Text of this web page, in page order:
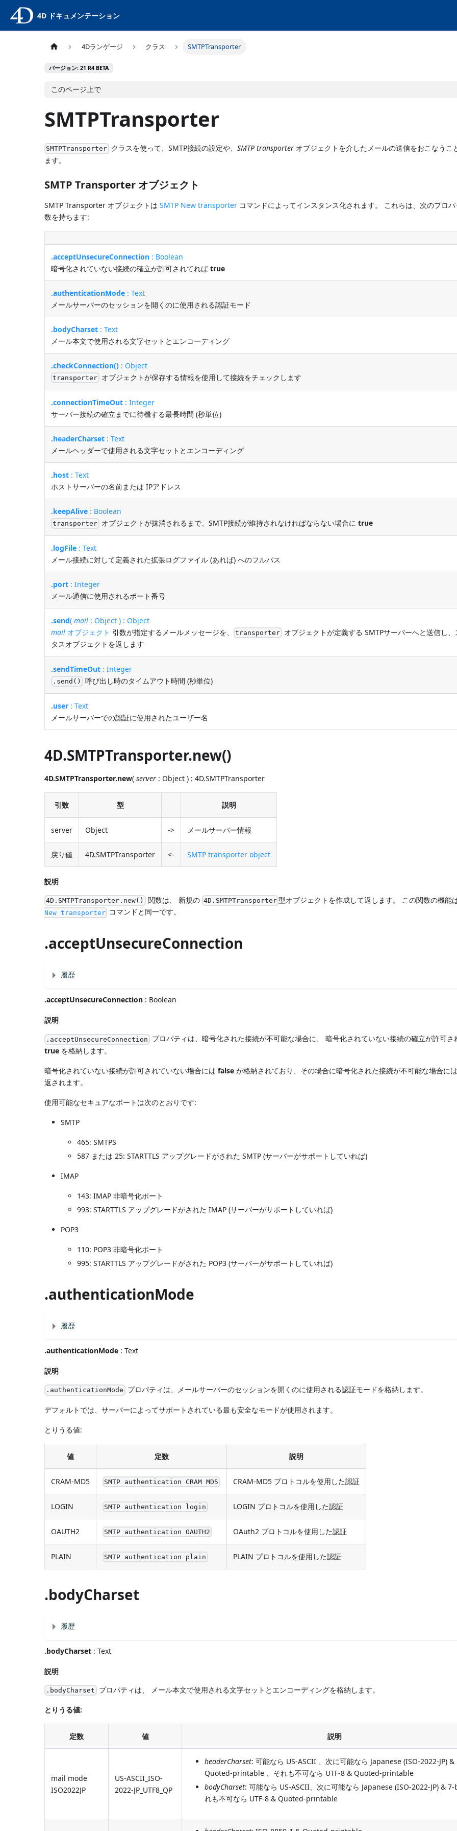
4D ドキュメンテーション
4Dランゲージ クラス SMTPTransporter
バージョン: 21 R4 BETA
このページ上で
SMTPTransporter
SMTPTransporter クラスを使って、SMTP接続の設定や、 SMTP transporterオブジェクトを介したメールの送信をおこなうこ
ます。
SMTP Transporter オブジェクト
SMTP Transporter オブジェクトはSMTP New transporter コマンドによってインスタンス化されます。 これらは、次のプロ
数を持ちます:
.acceptUnsecureConnection : Boolean
暗号化されていない接続の確立が許可されてればtrue
.authenticationMode : Text
メールサーバーのセッションを開くのに使用される認証モード
.bodyCharset : Text
メール本文で使用される文字セットとエンコーディング
.checkConnection() : Object
transporter オブジェクトが保存する情報を使用して接続をチェックします
.connectionTimeOut : Integer
サーバー接続の確立までに待機する最長時間 (秒単位)
.headerCharset : Text
メールヘッダーで使用される文字セットとエンコーディング
.host : Text
ホストサーバーの名前または IPアドレス
.keepAlive : Boolean
transporter オブジェクトが抹消されるまで、SMTP接続が維持されなければならない場合に true
.logFile : Text
メール接続に対して定義された拡張ログファイル (あれば) へのフルパス
.port : Integer
メール通信に使用されるポート番号
.send(mail : Object ) : Object
mail オブジェクト 引数が指定するメールメッセージを、 transporter オブジェクトが定義する SMTPサーバーへと送信し、
タスオブジェクトを返します
.sendTimeOut : Integer
.send() 呼び出し時のタイムアウト時間 (秒単位)
.user : Text
メールサーバーでの認証に使用されたユーザー名
4D.SMTPTransporter.new()
4D.SMTPTransporter.new(server : Object ) : 4D.SMTPTransporter
引数 型 説明
server Object -> メールサーバー情報
戻り値 4D.SMTPTransporter <- SMTP transporter object
説明
4D.SMTPTransporter.new() 関数は、 新規の 4D.SMTPTransporter 型オブジェクトを作成して返します。 この関数の機能
New transporter コマンドと同一です。
.acceptUnsecureConnection
履歴
.acceptUnsecureConnection : Boolean
説明
.acceptUnsecureConnection プロパティは、暗号化された接続が不可能な場合に、 暗号化されていない接続の確立が許可さ
true を格納します。
暗号化されていない接続が許可されていない場合にはfalse が格納されており、その場合に暗号化された接続が不可能な場合に
返されます。
使用可能なセキュアなポートは次のとおりです:
SMTP
465: SMTPS
587 または 25: STARTTLS アップグレードがされた SMTP (サーバーがサポートしていれば)
IMAP
143: IMAP 非暗号化ポート
993: STARTTLS アップグレードがされた IMAP (サーバーがサポートしていれば)
POP3
110: POP3 非暗号化ポート
995: STARTTLS アップグレードがされた POP3 (サーバーがサポートしていれば)
.authenticationMode
履歴
.authenticationMode : Text
説明
.authenticationMode プロパティは、メールサーバーのセッションを開くのに使用される認証モードを格納します。
デフォルトでは、サーバーによってサポートされている最も安全なモードが使用されます。
とりうる値:
値 定数 説明
CRAM-MD5 SMTP authentication CRAM MD5 CRAM-MD5 プロトコルを使用した認証
LOGIN SMTP authentication login LOGIN プロトコルを使用した認証
OAUTH2 SMTP authentication OAUTH2 OAuth2 プロトコルを使用した認証
PLAIN SMTP authentication plain PLAIN プロトコルを使用した認証
.bodyCharset
履歴
.bodyCharset : Text
説明
.bodyCharset プロパティは、 メール本文で使用される文字セットとエンコーディングを格納します。
とりうる値:
定数 値 説明
mail mode
ISO2022JP
US-ASCII_ISO-
2022-JP_UTF8_QP
headerCharset: 可能なら US-ASCII 、次に可能なら Japanese (ISO-2022-JP) &
Quoted-printable 、それも不可なら UTF-8 & Quoted-printable
bodyCharset: 可能なら US-ASCII、次に可能なら Japanese (ISO-2022-JP) &
れも不可なら UTF-8 & Quoted-printable